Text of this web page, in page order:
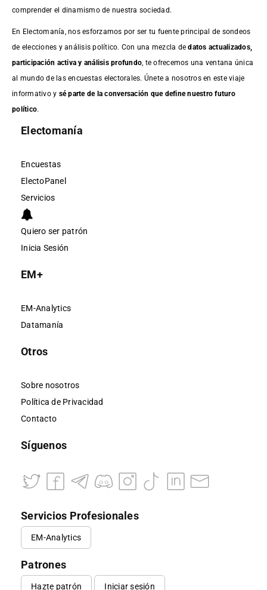
comprender el dinamismo de nuestra sociedad.
En Electomanía, nos esforzamos por ser tu fuente principal de sondeos
de elecciones y análisis político. Con una mezcla dedatos actualizados,
participación activa y análisis profundo, te ofrecemos una ventana única
al mundo de las encuestas electorales. Únete a nosotros en este viaje
informativo y sé parte de la conversación que define nuestro futuro
político.
Electomanía
Encuestas
ElectoPanel
Servicios
Quiero ser patrón
Inicia Sesión
EM+
EM-Analytics
Datamanía
Otros
Sobre nosotros
Política de Privacidad
Contacto
Síguenos
Servicios Profesionales
EM-Analytics
Patrones
Hazte patrón Iniciar sesión